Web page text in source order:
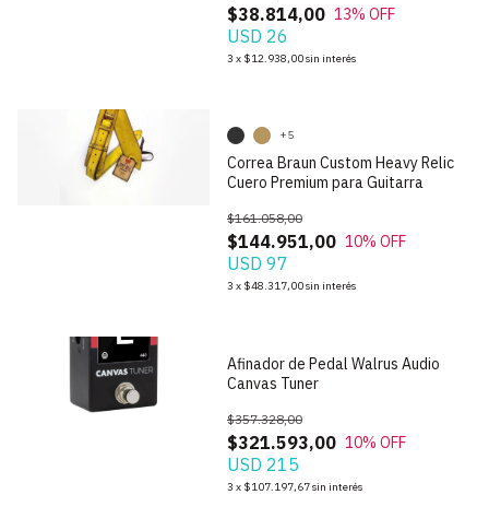
$38.814,00 13% OFF
USD 26
3 x $12.938,00sin interés
Correa Braun Custom Heavy Relic
Cuero Premium para Guitarra
$144.951,00
$161.058,00
10% OFF
USD 97
3 x $48.317,00sin interés
+5
Afinador de Pedal Walrus Audio
Canvas Tuner
$321.593,00
$357.328,00
10% OFF
USD 215
3 x $107.197,67sin interés